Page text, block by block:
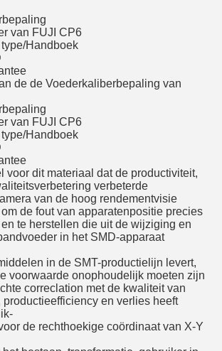
van FUJI CP6
Handboek
de de Voederkaliberbepaling van
van FUJI CP6
Handboek
voor dit materiaal dat de productiviteit,
verbeterde
van de hoog rendementvisie
de fout van apparatenpositie precies
te herstellen die uit de wijziging en
in het SMD-apparaat
in de SMT-productielijn levert,
voorwaarde onophoudelijk moeten zijn
correclation met de kwaliteit van
en verlies heeft
de rechthoekige coördinaat van X-Y